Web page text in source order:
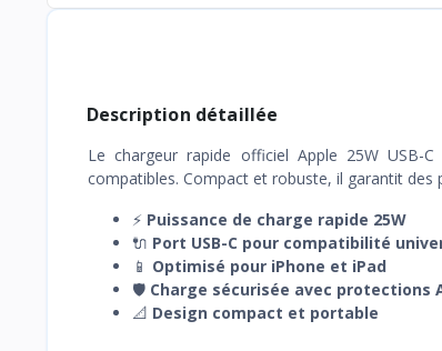
Description détaillée
Le chargeur rapide officiel Apple 25W USB-
compatibles. Compact et robuste, il garantit
⚡ Puissance de charge rapide 25W
🔌 Port USB-C pour compatibilité
📱 Optimisé pour iPhone et iPad
🛡️ Charge sécurisée avec protections
📐 Design compact et portable